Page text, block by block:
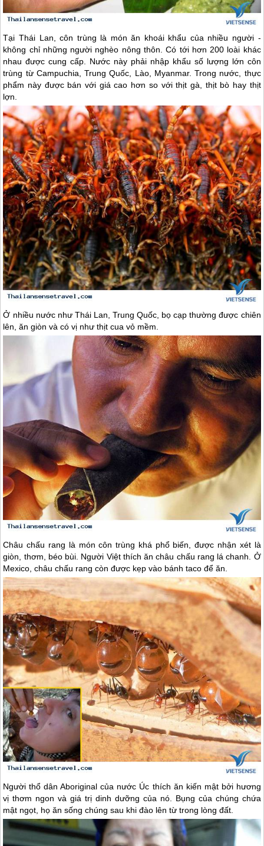
TạiThái Lan , côn trùng là món ăn khoái khẩu của nhiều người -
không chỉ những người nghèo nông thôn. Có tới hơn 200 loài khác
nhau được cung cấp. Nước này phải nhập khẩu số lượng lớn côn
trùng từ Campuchia, Trung Quốc, Lào, Myanmar. Trong nước, thực
phẩm này được bán với giá cao hơn so với thịt gà, thịt bò hay thịt
lợn.
Ở nhiều nước như Thái Lan , Trung Quốc, bọ cạp thường được chiên
lên, ăn giòn và có vị như thịt cua vỏ mềm.
Châu chấu rang là món côn trùng khá phổ biến, được nhận xét là
giòn, thơm, béo bùi. Người Việt thích ăn châu chấu rang lá chanh. Ở
Mexico, châu chấu rang còn được kẹp vào bánh taco để ăn.
Người thổ dân Aboriginal của nước Úc thích ăn kiến mật bởi hương
vị thơm ngon và giá trị dinh dưỡng của nó. Bụng của chúng chứa
mật ngọt, họ ăn sống chúng sau khi đào lên từ trong lòng đất.